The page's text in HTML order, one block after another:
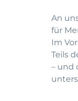
An
für
Im
Teils
– und